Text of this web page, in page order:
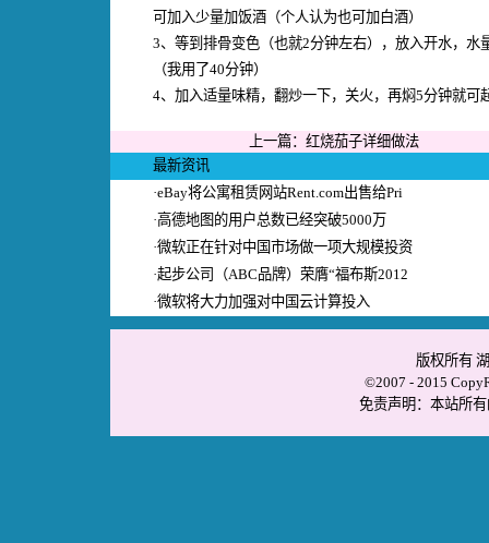
可加入少量加饭酒（个人认为也可加白酒）
3、等到排骨变色（也就2分钟左右），放入开水，
（我用了40分钟）
4、加入适量味精，翻炒一下，关火，再焖5分钟就可
上一篇： 红烧茄子详细做法
最新资讯
·eBay将公寓租赁网站Rent.com出售给Pri
·高德地图的用户总数已经突破5000万
·微软正在针对中国市场做一项大规模投资
·起步公司（ABC品牌）荣膺“福布斯2012
·微软将大力加强对中国云计算投入
版权所有
©2007 - 2015
免责声明：本站所